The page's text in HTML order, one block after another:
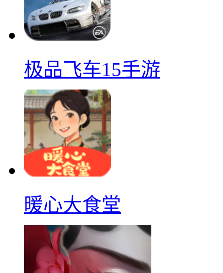
极品飞车15手游
暖心大食堂